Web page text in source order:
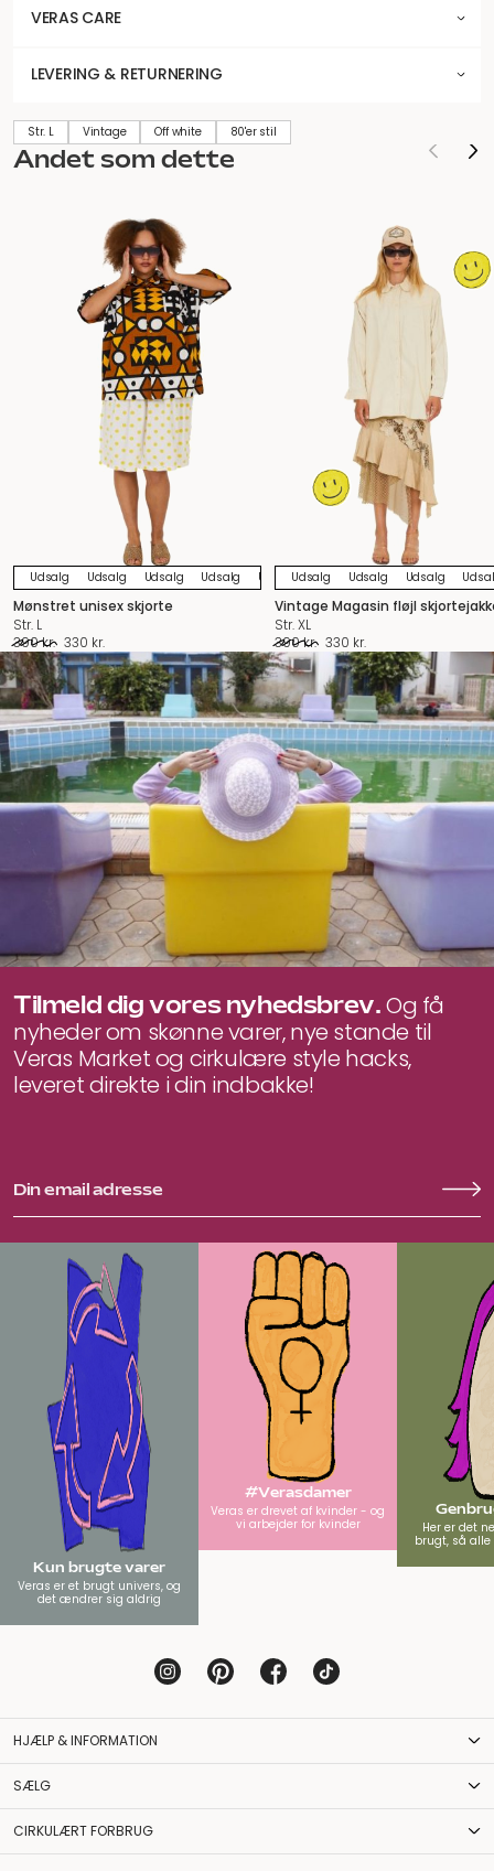
VERAS CARE
LEVERING & RETURNERING
Str. L Vintage Off white 80'er stil
Andet som dette
Udsalg Udsalg Udsalg Udsalg Udsalg Udsalg Udsalg Udsalg
Mønstret unisex skjorte
Str. L
390kr. Den
oprindelige
pris
var:
390 kr..
330 kr.Den
aktuelle
pris
er:
330 kr..
Udsalg Udsalg Udsalg
Vintage Magasin fløjl
Str. XL
390kr. Den
oprindelige
pris
var:
390 kr..
330 kr.Den
aktuelle
pris
er:
330 kr..
Tilmeld dig vores nyhedsbrev.Og få
nyheder om skønne varer, nye stande til
Veras Market og cirkulære style hacks,
leveret direkte i din indbakke!
Kun brugte varer
Veras er et brugt univers, og
det ændrer sig aldrig
#Verasdamer
Veras er drevet af kvinder - og
vi arbejder for kvinder
Her er det
brugt, så
HJÆLP & INFORMATION
SÆLG
CIRKULÆRT FORBRUG